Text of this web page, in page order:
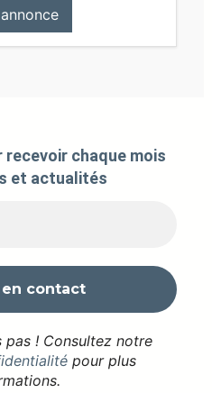
chaque mois
et actualités
pas ! Consultez notre
pour plus